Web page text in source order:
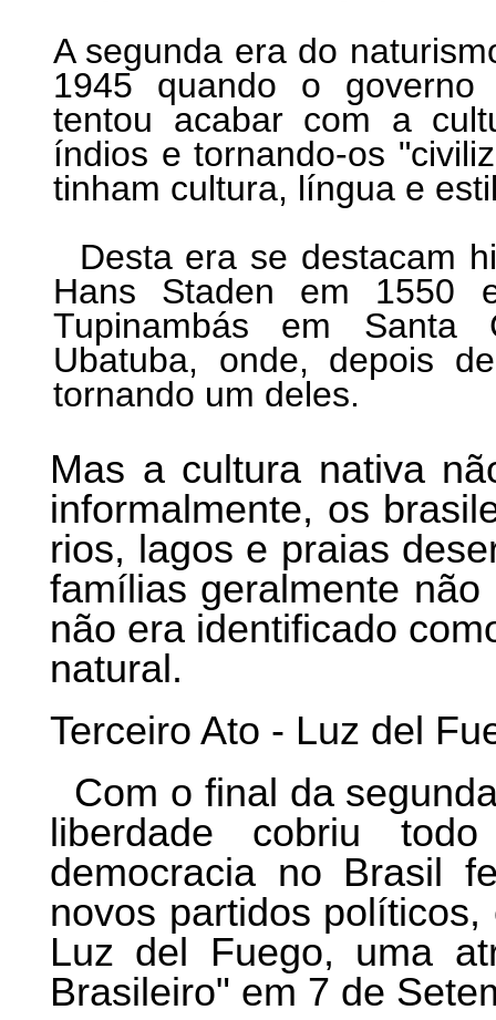
A segunda era do
1945 quando o governo
tentou acabar com a
índios e tornando-os
tinham cultura, língua e
Desta era se destacam
Hans Staden em 1550
Tupinambás em
Ubatuba, onde, depois
tornando um deles.
Mas a cultura nativa
informalmente, os
rios, lagos e praias
famílias geralmente
não era identificado
natural.
Terceiro Ato - Luz del
Com o final da
liberdade cobriu
democracia no Brasil
novos partidos
Luz del Fuego, uma
Brasileiro" em 7 de